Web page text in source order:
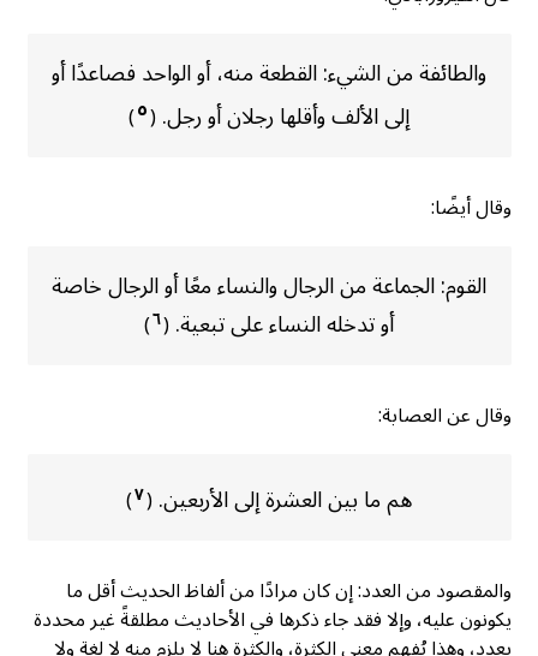
والطائفة من الشيء: القطعة منه، أو الواحد فصاعدًا أو
إلى الألف وأقلها رجلان أو رجل.(٥)
وقال أيضًا:
القوم: الجماعة من الرجال والنساء معًا أو الرجال خاصة
أو تدخله النساء على تبعية.(٦)
وقال عن العصابة:
هم ما بين العشرة إلى الأربعين.(٧)
والمقصود من العدد: إن كان مرادًا من ألفاظ الحديث أقل ما
يكونون عليه، وإلا فقد جاء ذكرها في الأحاديث مطلقةً غير محددة